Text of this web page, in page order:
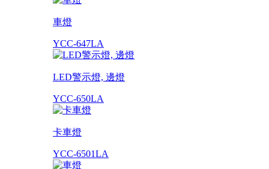
車燈
YCC-647LA
LED警示燈, 邊燈
YCC-650LA
卡車燈
YCC-6501LA